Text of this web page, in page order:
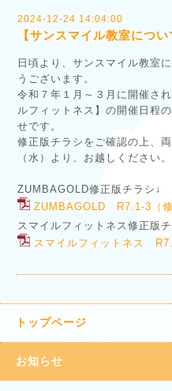
2024-12-24 14:04:00
【サンスマイル教室につい
日頃より、サンスマイル教室
うございます。
令和７年１月～３月に開催さ
ルフィットネス】の開催日程
せです。
修正版チラシをご確認の上、
（水）より、お越しください。
ZUMBAGOLD修正版チラシ↓
ZUMBAGOLD R7.1-3（
スマイルフィットネス修正版
スマイルフィットネス
トップページ
お知らせ